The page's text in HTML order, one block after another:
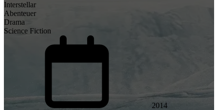
Interstellar
Abenteuer
Drama
Science Fiction
2014